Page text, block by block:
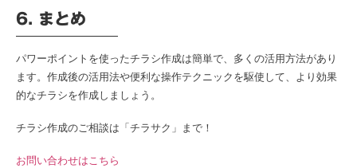
6. まとめ
パワーポイントを使ったチラシ作成は簡単で、多くの活用方法があり
ます。作成後の活用法や便利な操作テクニックを駆使して、より効果
的なチラシを作成しましょう。
チラシ作成のご相談は「チラサク」まで！
お問い合わせはこちら